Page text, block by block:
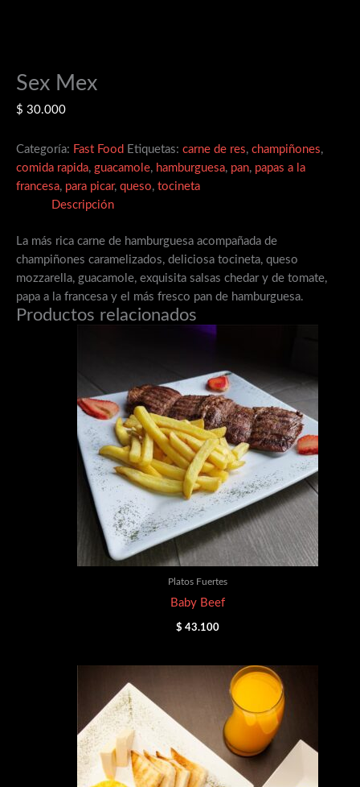
Sex Mex
$ 30.000
Categoría: Fast Food Etiquetas: carne de res, champiñones,
comida rapida, guacamole, hamburguesa, pan, papas a la
francesa, para picar, queso, tocineta
Descripción
La más rica carne de hamburguesa acompañada de
champiñones caramelizados, deliciosa tocineta, queso
mozzarella, guacamole, exquisita salsas chedar y de tomate,
papa a la francesa y el más fresco pan de hamburguesa.
Productos relacionados
Platos Fuertes
Baby Beef
$ 43.100